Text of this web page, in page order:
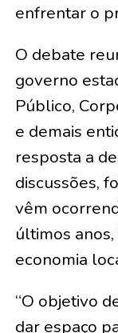
enfrentar o
O debate
governo
Público,
e demais
resposta a
discussões,
vêm
últimos
economia
“O objetivo
dar espaço